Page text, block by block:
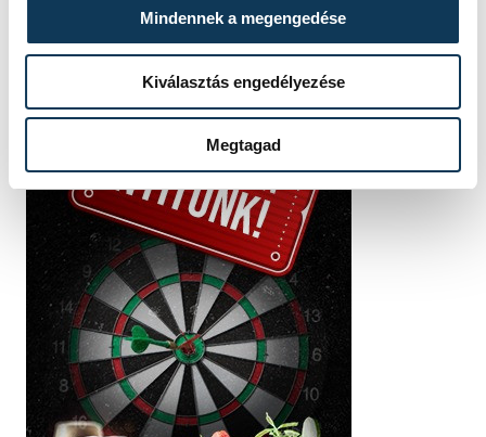
Mindennek a megengedése
Kiválasztás engedélyezése
Megtagad